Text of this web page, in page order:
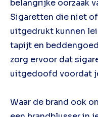
belangrijke oorzaak
Sigaretten die niet
uitgedrukt kunnen
tapijt en
zorg ervoor dat
uitgedoofd voordat
Waar de brand ook